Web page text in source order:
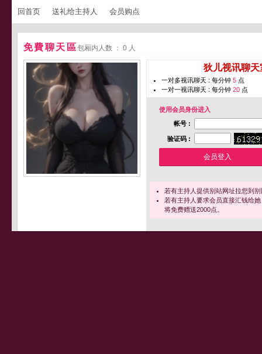
回首页 送礼给主持人 会员购点
免費聊天區包厢内人数 ： 0 人
狄儿视讯聊天
一对多视讯聊天 : 每分钟 5 点
一对一视讯聊天 : 每分钟 20 点
使用会员身份进入
帐号 :
验证码 :
若有主持人提供别站网址拉您到
若有主持人要求会员直接汇钱给
将免费赠送2000点。